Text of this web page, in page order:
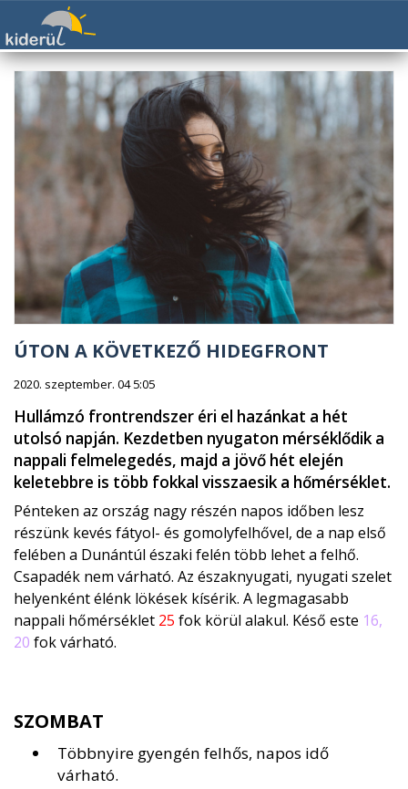
ÚTON A KÖVETKEZŐ HIDEGFRONT
2020. szeptember. 04 5:05
Hullámzó frontrendszer éri el hazánkat a hét
utolsó napján. Kezdetben nyugaton mérséklődik a
nappali felmelegedés, majd a jövő hét elején
keletebbre is több fokkal visszaesik a hőmérséklet.
Pénteken az ország nagy részén napos időben lesz
részünk kevés fátyol- és gomolyfelhővel, de a nap első
felében a Dunántúl északi felén több lehet a felhő.
Csapadék nem várható. Az északnyugati, nyugati szelet
helyenként élénk lökések kísérik. A legmagasabb
nappali hőmérséklet 25 fok körül alakul. Késő este 16,
20 fok várható.
SZOMBAT
Többnyire gyengén felhős, napos idő
várható.